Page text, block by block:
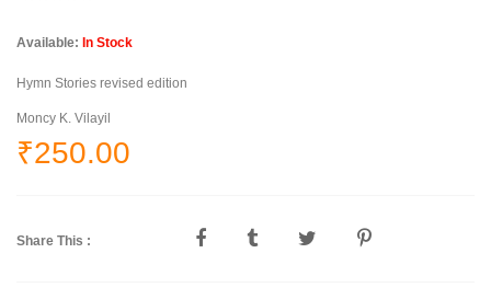
Available: In Stock
Hymn Stories revised edition
Moncy K. Vilayil
₹250.00
Share This :